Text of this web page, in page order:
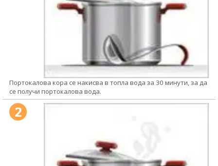
Портокалова кора се накисва в топла вода за 30 минути, за да
се получи портокалова вода.
2